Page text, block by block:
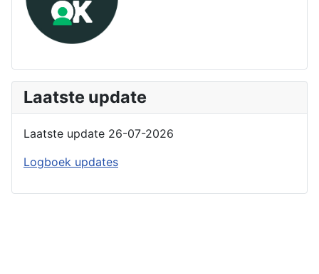
Laatste update
Laatste update 26-07-2026
Logboek updates